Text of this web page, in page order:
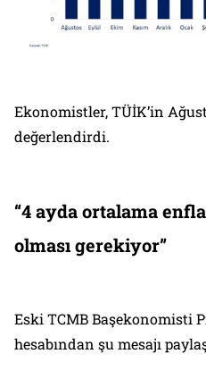
Ekonomistler, TÜİK’in
değerlendirdi.
“4 ayda ortalama
olması gerekiyor”
Eski TCMB Başekonomisti
hesabından şu mesajı